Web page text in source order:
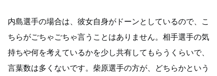
内島選手の場合は、彼女自身がドーンとしているので、こ
ちらがごちゃごちゃ言うことはありません。相手選手の気
持ちや何を考えているかを少し共有してもらうくらいで、
言葉数は多くないです。柴原選手の方が、どちらかという